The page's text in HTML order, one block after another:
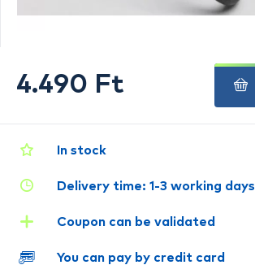
In stock
Delivery time: 1-3 working days
Coupon can be validated
You can pay by credit card
4.490 Ft